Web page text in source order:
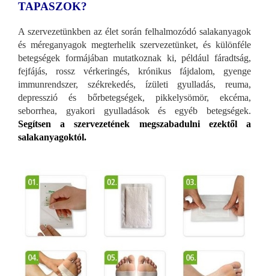
TAPASZOK?
A szervezetünkben az élet során felhalmozódó salakanyagok
és méreganyagok megterhelik szervezetünket, és különféle
betegségek formájában mutatkoznak ki, például fáradtság,
fejfájás, rossz vérkeringés, krónikus fájdalom, gyenge
immunrendszer, székrekedés, ízületi gyulladás, reuma,
depresszió és bőrbetegségek, pikkelysömör, ekcéma,
seborrhea, gyakori gyulladások és egyéb betegségek.
Segítsen a szervezetének megszabadulni ezektől a
salakanyagoktól.